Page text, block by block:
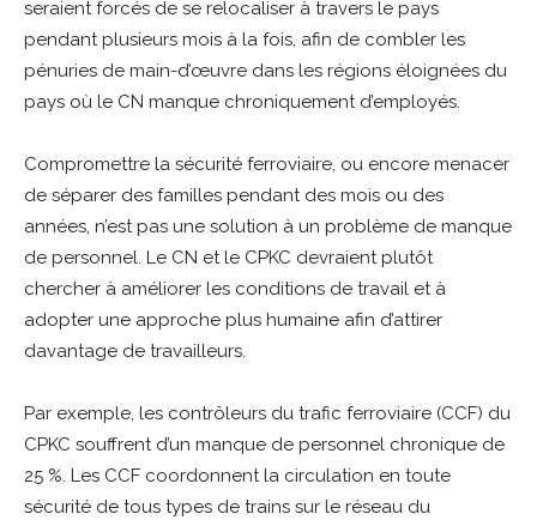
seraient forcés de se relocaliser à travers le pays
pendant plusieurs mois à la fois, afin de combler les
pénuries de main-d’œuvre dans les régions éloignées du
pays où le CN manque chroniquement d’employés.
Compromettre la sécurité ferroviaire, ou encore menacer
de séparer des familles pendant des mois ou des
années, n’est pas une solution à un problème de manque
de personnel. Le CN et le CPKC devraient plutôt
chercher à améliorer les conditions de travail et à
adopter une approche plus humaine afin d’attirer
davantage de travailleurs.
Par exemple, les contrôleurs du trafic ferroviaire (CCF) du
CPKC souffrent d’un manque de personnel chronique de
25 %. Les CCF coordonnent la circulation en toute
sécurité de tous types de trains sur le réseau du